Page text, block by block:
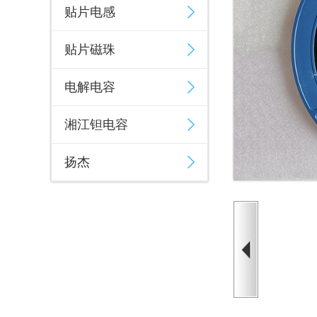
贴片电感
贴片磁珠
电解电容
湘江钽电容
扬杰